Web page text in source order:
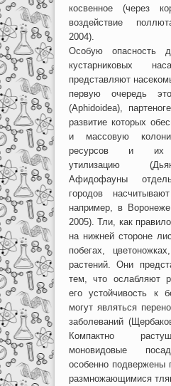
косвенное (через
воздействие
2004).
Особую опасность
кустарниковых
представляют
первую очередь
(Aphidoidea),
развитие которых
и массовую
ресурсов и их
утилизацию
Афидофауны
городов
например, в
2005). Тли, как
на нижней стороне
побегах,
растений. Они
тем, что ослабляют
его устойчивость к
могут являться
заболеваний
Компактно
моновидовые
особенно подвержены
размножающимися